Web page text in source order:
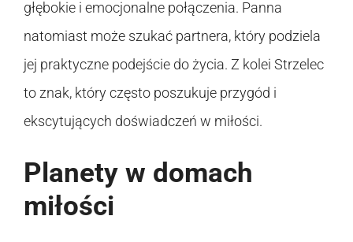
głębokie i emocjonalne połączenia. Panna
natomiast może szukać partnera, który podziela
jej praktyczne podejście do życia. Z kolei Strzelec
to znak, który często poszukuje przygód i
ekscytujących doświadczeń w miłości.
Planety w domach
miłości